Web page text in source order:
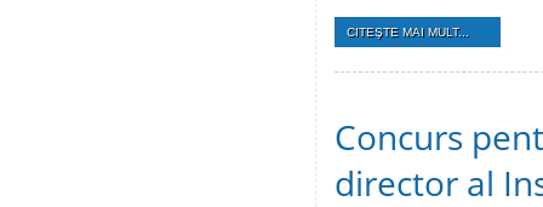
CITEŞTE MAI MULT...
Concurs
director al